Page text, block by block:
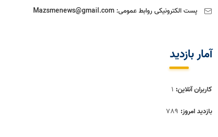
پست الکترونیکی روابط عمومی: Mazsmenews@gmail.com
آمار بازديد
کاربران آنلاین: 1
بازدید امروز: 789